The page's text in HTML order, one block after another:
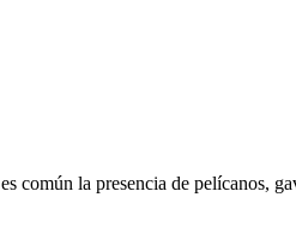
es común la presencia de pelícanos,